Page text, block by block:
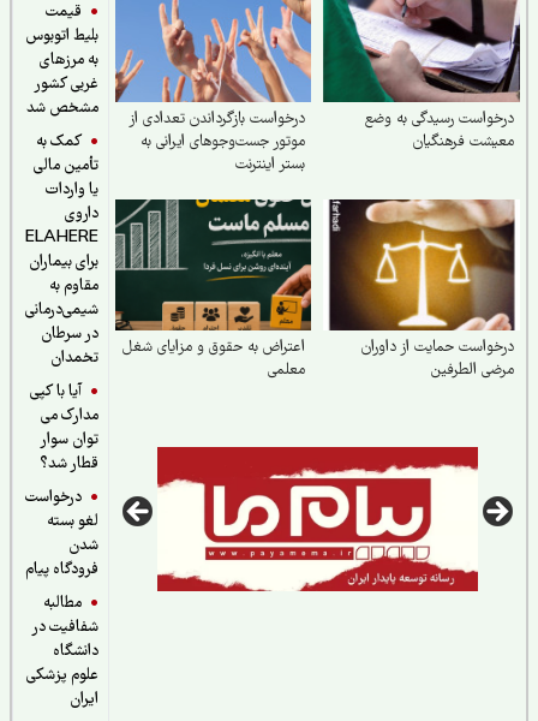
قیمت
بلیط اتوبوس
به مرزهای
غربی کشور
مشخص شد
کمک به
تأمین مالی
یا واردات
داروی
ELAHERE
برای بیماران
مقاوم به
شیمی‌درمانی
در سرطان
تخمدان
آیا با کپی
مدارک می
توان سوار
قطار شد؟
درخواست
لغو بسته
فرودگاه پیام
مطالبه
شفافیت در
دانشگاه
علوم پزشکی
رسیدگی به وضع
فرهنگیان
درخواست بازگرداندن تعدادی از
موتور جست‌وجوهای ایرانی به
بستر اینترنت
حمایت از داوران
الطرفین
اعتراض به حقوق و مزایای شغل